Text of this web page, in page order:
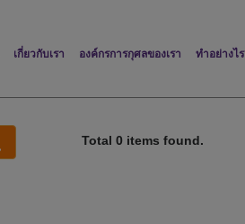
เกี่ยวกับเรา องค์กรการกุศลของเรา ทำอย่างไร
Total0 items found.